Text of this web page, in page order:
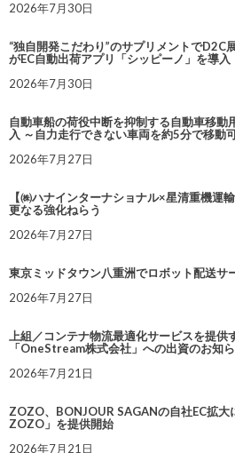
2026年7月30日
“独自開発こだわり”のサプリメントでD2C
がEC自動出荷アプリ「シッピーノ」を導入
2026年7月30日
自動車船の荷役中断を抑制する自動車移動
入 ～自力走行できない車両を約5分で移動
2026年7月27日
【㈱ハナインターナショナル×星清重機運
更なる強化ねらう
2026年7月27日
東京ミッドタウン八重洲でロボット配送サ
2026年7月27日
上組／コンテナ物流最適化サービスを提供
「OneStream株式会社」への出資のお知
2026年7月21日
ZOZO、BONJOUR SAGANの自社EC拡
ZOZO」を提供開始
2026年7月21日